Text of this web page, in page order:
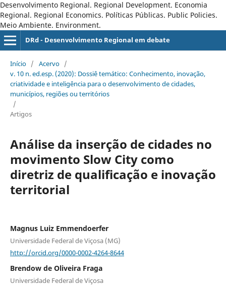
Desenvolvimento Regional. Regional Development. Economia
Regional. Regional Economics. Políticas Públicas. Public Policies.
Meio Ambiente. Environment.
DRd - Desenvolvimento Regional em debate
Início / Acervo /
v. 10 n. ed.esp. (2020): Dossiê temático: Conhecimento, inovação,
criatividade e inteligência para o desenvolvimento de cidades,
municí­pios, regiões ou territórios
/
Artigos
Análise da inserção de cidades no
movimento Slow City como
diretriz de qualificação e inovação
territorial
Magnus Luiz Emmendoerfer
Universidade Federal de Viçosa (MG)
http://orcid.org/0000-0002-4264-8644
Brendow de Oliveira Fraga
Universidade Federal de Viçosa